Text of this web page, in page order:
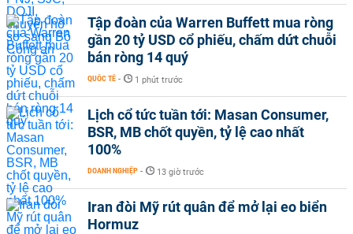
Tập đoàn của Warren Buffett mua ròng
gần 20 tỷ USD cổ phiếu, chấm dứt chuỗi
bán ròng 14 quý
QUỐC TẾ - 1 phút trước
Lịch cổ tức tuần tới: Masan Consumer,
BSR, MB chốt quyền, tỷ lệ cao nhất
100%
DOANH NGHIỆP - 13 giờ trước
Iran đòi Mỹ rút quân để mở lại eo biển
Hormuz